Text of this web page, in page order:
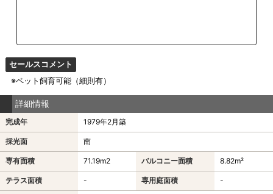
セールスコメント
※ペット飼育可能（細則有）
詳細情報
完成年 1979年2月築
採光面 南
専有面積 71.19m2 バルコニー面積 8.82m²
テラス面積 - 専用庭面積 -